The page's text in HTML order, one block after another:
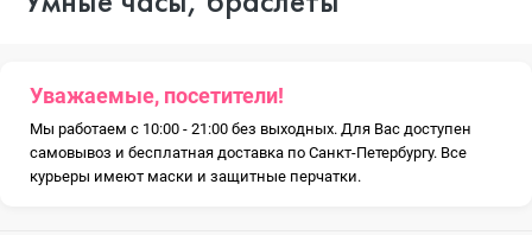
Уважаемые, посетители!
Мы работаем с 10:00 - 21:00 без выходных. Для Вас доступен
самовывоз и бесплатная доставка по Санкт-Петербургу. Все
курьеры имеют маски и защитные перчатки.